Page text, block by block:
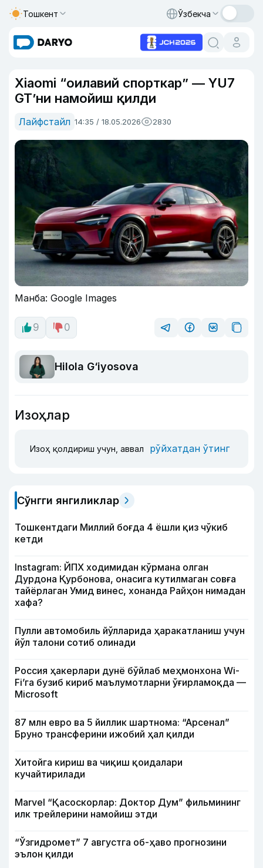
Тошкент Ўзбекча
Xiaomi “оилавий спорткар” — YU7
GT’ни намойиш қилди
Лайфстайл 14:35 / 18.05.2026 2830
Манба: Google Images
9 0
Hilola G‘iyosova
Изоҳлар
Изоҳ қолдириш учун, аввал рўйхатдан ўтинг
Сўнгги янгиликлар
Тошкентдаги Миллий боғда 4 ёшли қиз чўкиб
кетди
Instagram: ЙПХ ходимидан кўрмана олган
Дурдона Қурбонова, онасига кутилмаган совға
тайёрлаган Умид винес, хонанда Райҳон нимадан
хафа?
Пулли автомобиль йўлларида ҳаракатланиш учун
йўл талони сотиб олинади
Россия ҳакерлари дунё бўйлаб меҳмонхона Wi-
Fi’га бузиб кириб маълумотларни ўғирламоқда —
Microsoft
87 млн евро ва 5 йиллик шартнома: “Арсенал”
Бруно трансферини ижобий ҳал қилди
Хитойга кириш ва чиқиш қоидалари
кучайтирилади
Marvel “Қасоскорлар: Доктор Дум” фильмининг
илк трейлерини намойиш этди
“Ўзгидромет” 7 августга об-ҳаво прогнозини
эълон қилди